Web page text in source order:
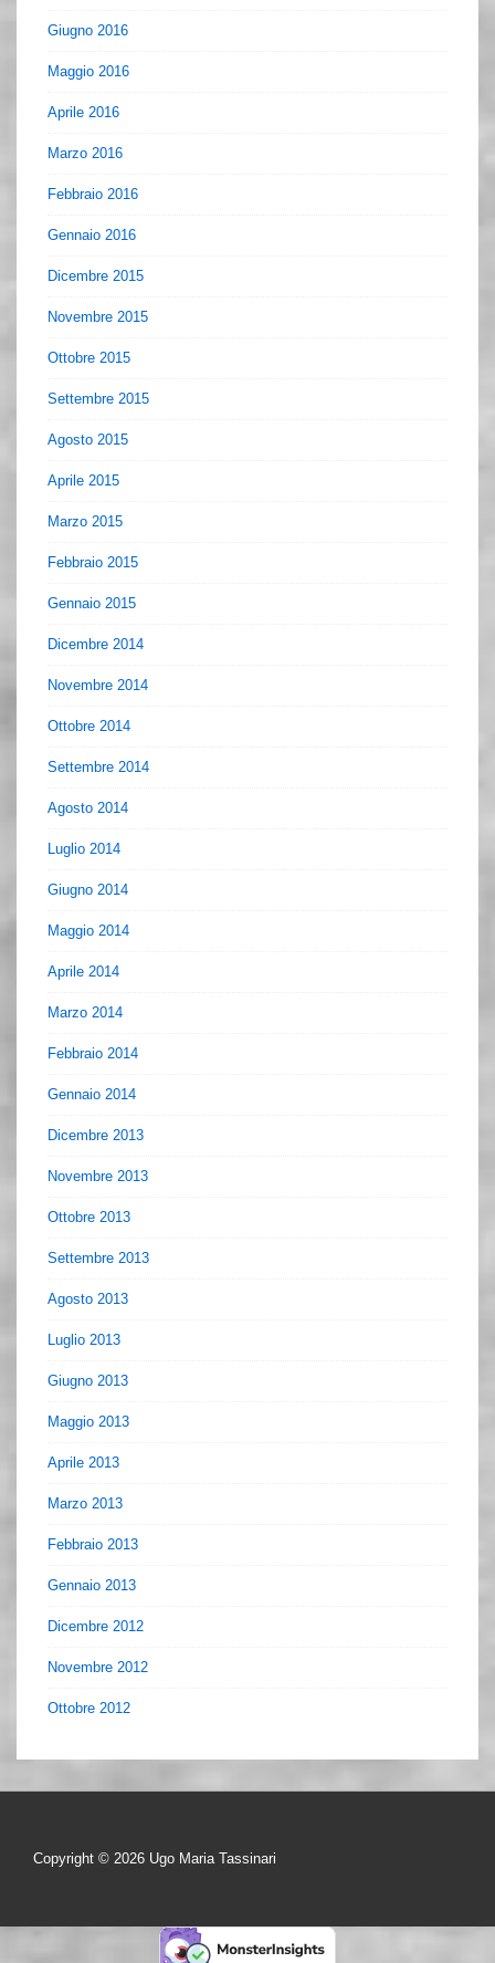
Giugno 2016
Maggio 2016
Aprile 2016
Marzo 2016
Febbraio 2016
Gennaio 2016
Dicembre 2015
Novembre 2015
Ottobre 2015
Settembre 2015
Agosto 2015
Aprile 2015
Marzo 2015
Febbraio 2015
Gennaio 2015
Dicembre 2014
Novembre 2014
Ottobre 2014
Settembre 2014
Agosto 2014
Luglio 2014
Giugno 2014
Maggio 2014
Aprile 2014
Marzo 2014
Febbraio 2014
Gennaio 2014
Dicembre 2013
Novembre 2013
Ottobre 2013
Settembre 2013
Agosto 2013
Luglio 2013
Giugno 2013
Maggio 2013
Aprile 2013
Marzo 2013
Febbraio 2013
Gennaio 2013
Dicembre 2012
Novembre 2012
Ottobre 2012
Copyright © 2026 Ugo Maria Tassinari